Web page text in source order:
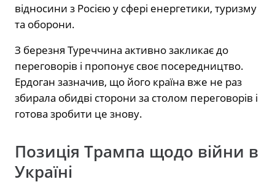
відносини з Росією у сфері енергетики, туризму
та оборони.
З березня Туреччина активно закликає до
переговорів і пропонує своє посередництво.
Ердоган зазначив, що його країна вже не раз
збирала обидві сторони за столом переговорів і
готова зробити це знову.
Позиція Трампа щодо війни в
Україні